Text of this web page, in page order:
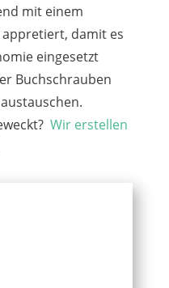
mit einem
appretiert, damit es
eingesetzt
Buchschrauben
Wir erstellen